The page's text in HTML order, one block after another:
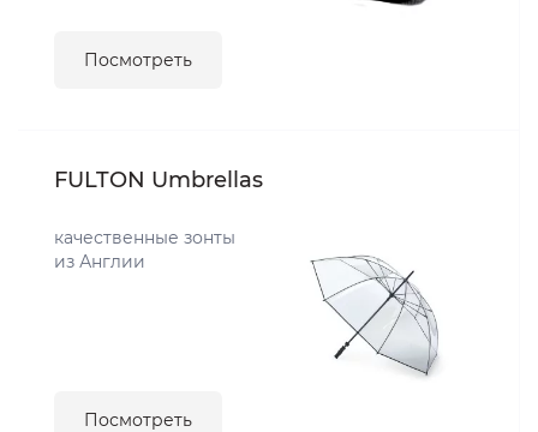
Посмотреть
FULTON Umbrellas
качественные зонты
из Англии
Посмотреть